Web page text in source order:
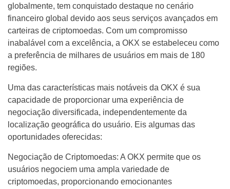
globalmente, tem conquistado destaque no cenário
financeiro global devido aos seus serviços avançados em
carteiras de criptomoedas. Com um compromisso
inabalável com a excelência, a OKX se estabeleceu como
a preferência de milhares de usuários em mais de 180
regiões.
Uma das características mais notáveis da OKX é sua
capacidade de proporcionar uma experiência de
negociação diversificada, independentemente da
localização geográfica do usuário. Eis algumas das
oportunidades oferecidas:
Negociação de Criptomoedas: A OKX permite que os
usuários negociem uma ampla variedade de
criptomoedas, proporcionando emocionantes